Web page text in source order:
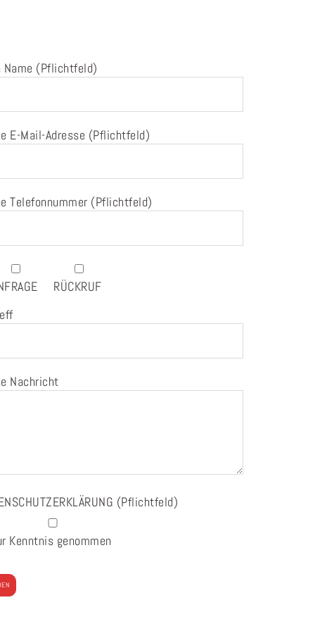
Name (Pflichtfeld)
E-Mail-Adresse (Pflichtfeld)
Telefonnummer (Pflichtfeld)
RÜCKRUF
Nachricht
(Pflichtfeld)
Kenntnis genommen